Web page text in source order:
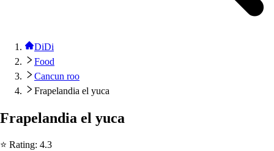
DiDi
Food
Cancun roo
Frapelandia el yuca
Frapelandia el yuca
⭐ Rating: 4.3